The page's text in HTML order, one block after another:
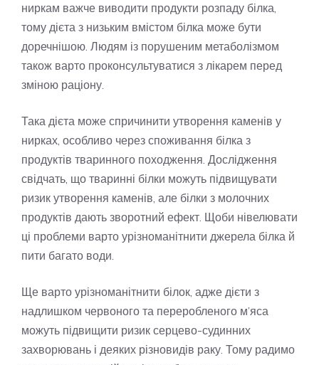
ниркам важче виводити продукти розпаду білка,
тому дієта з низьким вмістом білка може бути
доречнішою. Людям із порушеним метаболізмом
також варто проконсультуватися з лікарем перед
зміною раціону.
Така дієта може спричинити утворення каменів у
нирках, особливо через споживання білка з
продуктів тваринного походження. Дослідження
свідчать, що тваринні білки можуть підвищувати
ризик утворення каменів, але білки з молочних
продуктів дають зворотний ефект. Щоби нівелювати
ці проблеми варто урізноманітнити джерела білка й
пити багато води.
Ще варто урізноманітнити білок, адже дієти з
надлишком червоного та переробленого м’яса
можуть підвищити ризик серцево-судинних
захворювань і деяких різновидів раку. Тому радимо